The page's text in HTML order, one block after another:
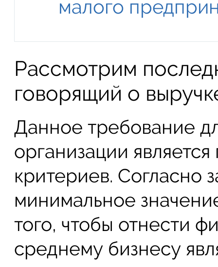
малого
Рассмотрим
говорящий о
Данное требование
организации
критериев. Согласно
минимальное
того, чтобы отнести
среднему бизнесу